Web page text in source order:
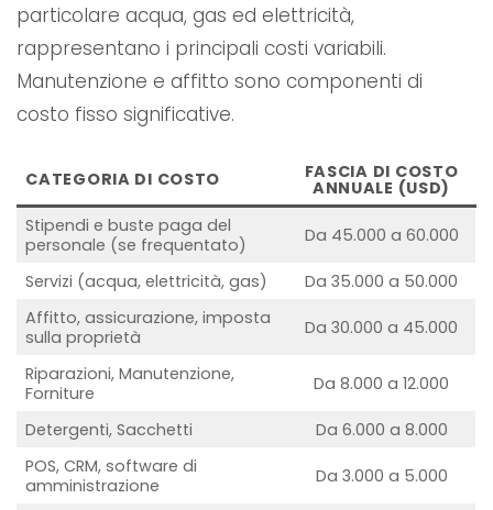
particolare acqua, gas ed elettricità,
rappresentano i principali costi variabili.
Manutenzione e affitto sono componenti di
costo fisso significative.
CATEGORIA DI COSTO FASCIA DI COSTO
ANNUALE (USD)
Stipendi e buste paga del
personale (se frequentato)
Da 45.000 a 60.000
Servizi (acqua, elettricità, gas)
Da 35.000 a 50.000
Affitto, assicurazione, imposta
sulla proprietà
Da 30.000 a 45.000
Riparazioni, Manutenzione,
Forniture
Da 8.000 a 12.000
Detergenti, Sacchetti
Da 6.000 a 8.000
POS, CRM, software di
amministrazione
Da 3.000 a 5.000